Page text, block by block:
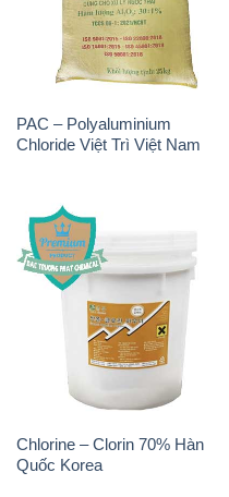
PAC – Polyaluminium
Chloride Việt Trì Việt Nam
Chlorine – Clorin 70% Hàn
Quốc Korea